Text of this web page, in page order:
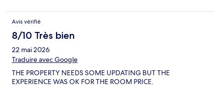
Avis vérifié
8/10 Très bien
22 mai 2026
Traduire avec Google
THE PROPERTY NEEDS SOME UPDATING BUT THE
EXPERIENCE WAS OK FOR THE ROOM PRICE.